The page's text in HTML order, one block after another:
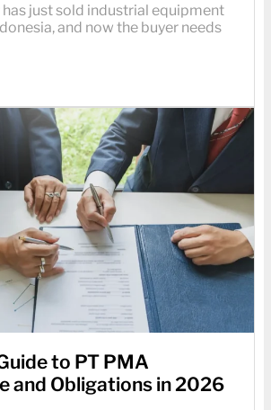
just sold industrial equipment
and now the buyer needs
to PT PMA
and Obligations in 2026